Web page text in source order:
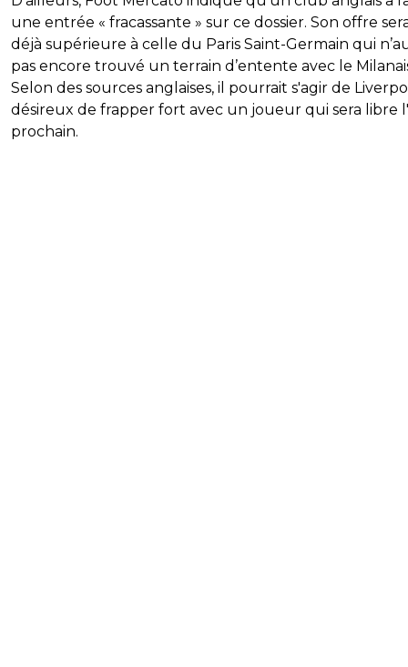
une entrée « fracassante » sur ce dossier. Son offre
déjà supérieure à celle du Paris Saint-Germain qui
pas encore trouvé un terrain d’entente avec le
Selon des sources anglaises, il pourrait s'agir de
désireux de frapper fort avec un joueur qui sera libre
prochain.